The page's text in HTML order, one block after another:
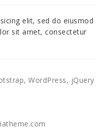
elit, sed do eiusmod
sit amet, consectetur
WordPress, jQuery